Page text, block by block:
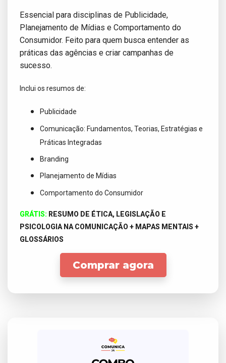
Essencial para disciplinas de Publicidade,
Planejamento de Mídias e Comportamento do
Consumidor. Feito para quem busca entender as
práticas das agências e criar campanhas de
sucesso.
Inclui os resumos de:
Publicidade
Comunicação: Fundamentos, Teorias, Estratégias e
Práticas Integradas
Branding
Planejamento de Mídias
Comportamento do Consumidor
GRÁTIS: RESUMO DE ÉTICA, LEGISLAÇÃO E
PSICOLOGIA NA COMUNICAÇÃO + MAPAS MENTAIS +
GLOSSÁRIOS
Comprar agora